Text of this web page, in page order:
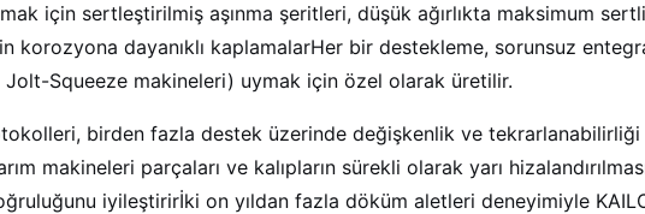
için sertleştirilmiş aşınma şeritleri, düşük ağırlıkta maksimum
korozyona dayanıklı kaplamalarHer bir destekleme, sorunsuz
Squeeze makineleri) uymak için özel olarak üretilir.
birden fazla destek üzerinde değişkenlik ve
makineleri parçaları ve kalıpların sürekli olarak yarı
iyileştirirİki on yıldan fazla döküm aletleri deneyimiyle